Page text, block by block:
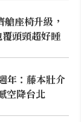
座椅升級，
頭頸超好睡
年：藤本壯介
空降台北